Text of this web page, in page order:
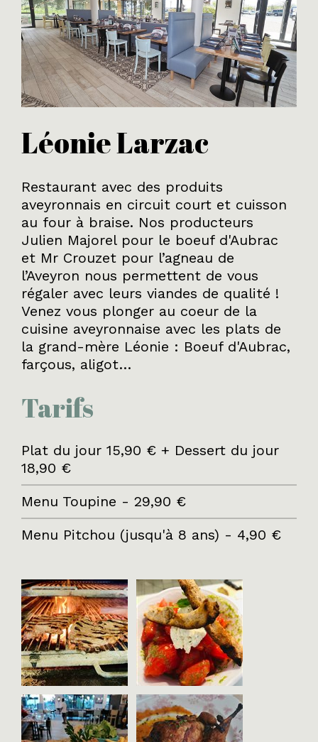
Léonie Larzac
Restaurant avec des produits
aveyronnais en circuit court et cuisson
au four à braise. Nos producteurs
Julien Majorel pour le boeuf d'Aubrac
et Mr Crouzet pour l’agneau de
l’Aveyron nous permettent de vous
régaler avec leurs viandes de qualité !
Venez vous plonger au coeur de la
cuisine aveyronnaise avec les plats de
la grand-mère Léonie : Boeuf d'Aubrac,
farçous, aligot…
Tarifs
Plat du jour 15,90 € + Dessert du jour
18,90 €
Menu Toupine - 29,90 €
Menu Pitchou (jusqu'à 8 ans) - 4,90 €